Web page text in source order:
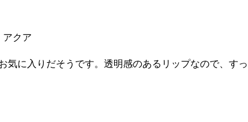
クア
気に入りだそうです。透明感のあるリップなので、すっ